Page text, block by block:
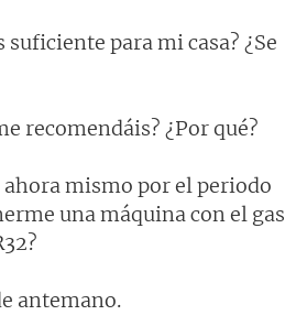
suficiente para mi casa? ¿Se
recomendáis? ¿Por qué?
ahora mismo por el periodo
una máquina con el gas
antemano.